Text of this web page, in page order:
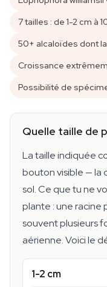
7 tailles : de 1-2 cm à
50+ alcaloïdes dont
Croissance
Possibilité de
Quelle taille de
La taille indiquée
bouton visible — la
sol. Ce que tu ne
plante : une
souvent plusieurs
aérienne. Voici le
1-2 cm